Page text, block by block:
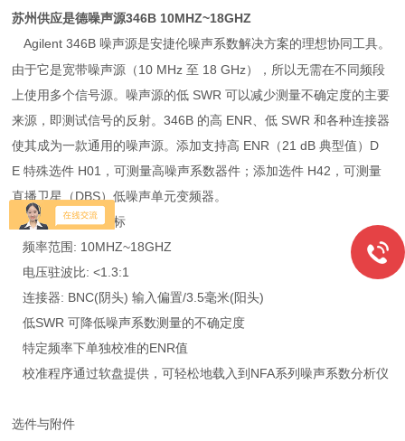
苏州供应是德噪声源346B 10MHZ~18GHZ
Agilent 346B 噪声源是安捷伦噪声系数解决方案的理想协同工具。
由于它是宽带噪声源（10 MHz 至 18 GHz），所以无需在不同频段
上使用多个信号源。噪声源的低 SWR 可以减少测量不确定度的主要
来源，即测试信号的反射。346B 的高 ENR、低 SWR 和各种连接器
使其成为一款通用的噪声源。添加支持高 ENR（21 dB 典型值）D
E 特殊选件 H01，可测量高噪声系数器件；添加选件 H42，可测量
直播卫星（DBS）低噪声单元变频器。
主要特性与技术指标
频率范围: 10MHZ~18GHZ
电压驻波比: <1.3:1
连接器: BNC(阴头) 输入偏置/3.5毫米(阳头)
低SWR 可降低噪声系数测量的不确定度
特定频率下单独校准的ENR值
校准程序通过软盘提供，可轻松地载入到NFA系列噪声系数分析仪
选件与附件